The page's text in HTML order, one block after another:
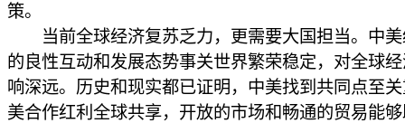
策。
当前全球经济复苏乏力，更需要大国担当。中美
的良性互动和发展态势事关世界繁荣稳定，对全球
响深远。历史和现实都已证明，中美找到共同点至
美合作红利全球共享，开放的市场和畅通的贸易能